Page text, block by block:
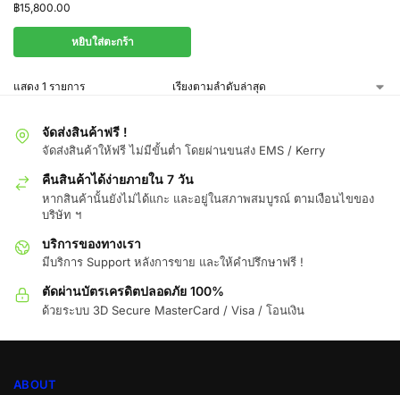
฿15,800.00
หยิบใส่ตะกร้า
แสดง 1 รายการ
จัดส่งสินค้าฟรี !
จัดส่งสินค้าให้ฟรี ไม่มีขั้นต่ำ โดยผ่านขนส่ง EMS / Kerry
คืนสินค้าได้ง่ายภายใน 7 วัน
หากสินค้านั้นยังไม่ได้แกะ และอยู่ในสภาพสมบูรณ์ ตามเงือนไขของ
บริษัท ฯ
บริการของทางเรา
มีบริการ Support หลังการขาย และให้คำปรึกษาฟรี !
ตัดผ่านบัตรเครดิตปลอดภัย 100%
ด้วยระบบ 3D Secure MasterCard / Visa / โอนเงิน
ABOUT